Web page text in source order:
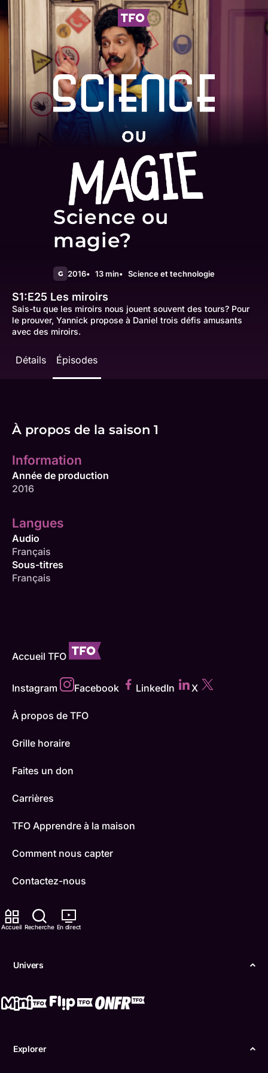
Accueil Recherche En direct
Univers
Explorer
Science ou
magie?
G 2016 13 min Science et technologie
S1:E25 Les miroirs
Sais-tu que les miroirs nous jouent souvent des tours? Pour
le prouver, Yannick propose à Daniel trois défis amusants
avec des miroirs.
Détails Épisodes
À propos de la saison 1
Information
Année de production
2016
Langues
Audio
Français
Sous-titres
Français
Accueil TFO
Instagram Facebook LinkedIn X
À propos de TFO
Grille horaire
Faites un don
Carrières
TFO Apprendre à la maison
Comment nous capter
Contactez-nous
ONFR
Boukili
Confidentialité